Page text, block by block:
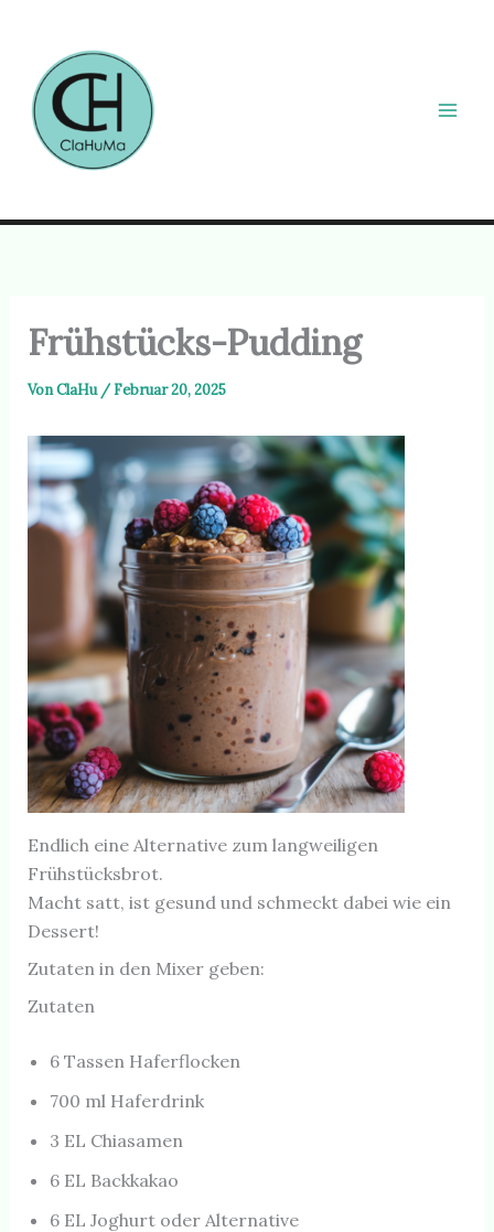
springen
Frühstücks-Pudding
VonClaHu /Februar 20, 2025
Endlich eine Alternative zum langweiligen
Frühstücksbrot.
Macht satt, ist gesund und schmeckt dabei wie ein
Dessert!
Zutaten in den Mixer geben:
Zutaten
6 Tassen Haferflocken
700 ml Haferdrink
3 EL Chiasamen
6 EL Backkakao
6 EL Joghurt oder Alternative